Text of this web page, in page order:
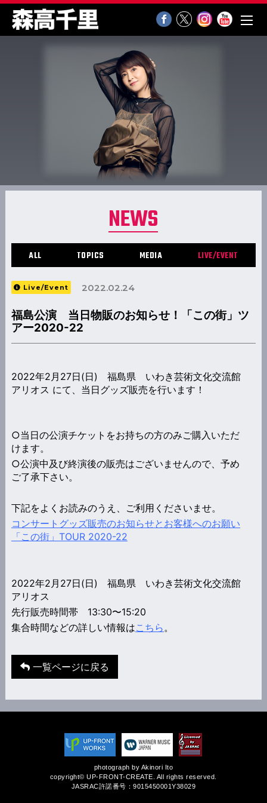
NEWS
ALL TOPICS MEDIA LIVE/EVENT
Live/Event 2022.02.24
福島公演 当日物販のお知らせ！「この街」ツ
アー2020-22
2022年2月27日(日) 福島県 いわき芸術文化交流館
アリオス にて、当日グッズ販売を行います！
○当日の公演チケットをお持ちの方のみご購入いただ
けます。
○公演中及び終演後の販売はございませんので、予め
ご了承下さい。
下記をよくお読みのうえ、ご利用くださいませ。
コンサートグッズ販売のお知らせとお客様へのお願い
「この街」TOUR 2020-22
2022年2月27日(日) 福島県 いわき芸術文化交流館
アリオス
先行販売時間帯 13:30〜15:20
集合時間などの詳しい情報はこちら 。
一覧ページに戻る
photograph by Akinori Ito
copyright© UP-FRONT-CREATE. All rights reserved.
JASRAC許諾番号：9015450001Y38029